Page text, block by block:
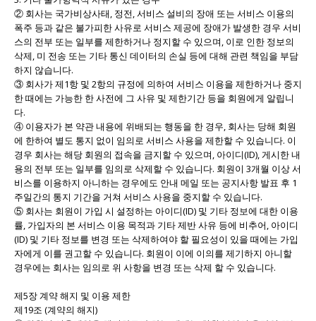
② 회사는 국가비상사태, 정전, 서비스 설비의 장애 또는 서비스 이용의
폭주 등과 같은 불가피한 사유로 서비스 제공에 장애가 발생한 경우 서비
스의 전부 또는 일부를 제한하거나 정지할 수 있으며, 이로 인한 정보의
삭제, 미 전송 또는 기타 통신 데이터의 손실 등에 대해 관련 책임을 부담
하지 않습니다.
③ 회사가 제1항 및 2항의 규정에 의하여 서비스 이용을 제한하거나 중지
한 때에는 가능한 한 사전에 그 사유 및 제한기간 등을 회원에게 알립니
다.
④ 이용자가 본 약관 내용에 위배되는 행동을 한 경우, 회사는 당해 회원
에 한하여 별도 통지 없이 임의로 서비스 사용을 제한할 수 있습니다. 이
경우 회사는 해당 회원의 접속을 금지할 수 있으며, 아이디(ID), 게시한 내
용의 전부 또는 일부를 임의로 삭제할 수 있습니다. 회원이 3개월 이상 서
비스를 이용하지 아니하는 경우에도 안내 메일 또는 공지사항 발표 후 1
주일간의 통지 기간을 거쳐 서비스 사용을 중지할 수 있습니다.
⑤ 회사는 회원이 가입 시 설정하는 아이디(ID) 및 기타 정보에 대한 이용
률, 가입자의 본 서비스 이용 목적과 기타 제반 사유 등에 비추어, 아이디
(ID) 및 기타 정보를 변경 또는 삭제하여야 할 필요성이 있을 때에는 가입
자에게 이를 권고할 수 있습니다. 회원이 이에 이의를 제기하지 아니할
경우에는 회사는 임의로 위 사항을 변경 또는 삭제 할 수 있습니다.
제5장 계약 해지 및 이용 제한
제19조 (계약의 해지)